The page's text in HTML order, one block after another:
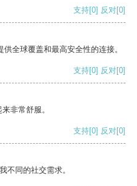
支持[0] 反对[0]
全球覆盖和最高安全性的连接。
支持[0] 反对[0]
非常舒服。
支持[0] 反对[0]
不同的社交需求。